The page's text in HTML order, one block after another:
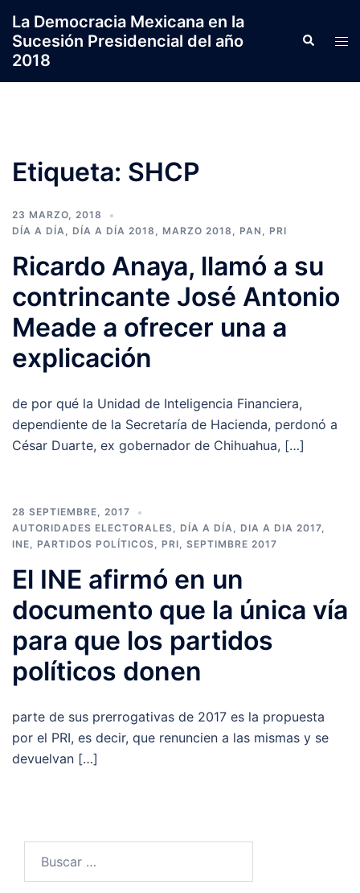
contenido
La Democracia Mexicana en la
Sucesión Presidencial del año
2018
Search
Etiqueta: SHCP
23 MARZO, 2018
DÍA A DÍA, DÍA A DÍA 2018 , MARZO 2018 , PAN , PRI
Ricardo Anaya, llamó a su
contrincante José Antonio
Meade a ofrecer una a
explicación
de por qué la Unidad de Inteligencia Financiera,
dependiente de la Secretaría de Hacienda, perdonó a
César Duarte, ex gobernador de Chihuahua, […]
28 SEPTIEMBRE, 2017
AUTORIDADES ELECTORALES, DÍA A DÍA, DIA A DIA 2017,
INE, PARTIDOS POLÍTICOS, PRI, SEPTIMBRE 2017
El INE afirmó en un
documento que la única vía
para que los partidos
políticos donen
parte de sus prerrogativas de 2017 es la propuesta
por el PRI, es decir, que renuncien a las mismas y se
devuelvan […]